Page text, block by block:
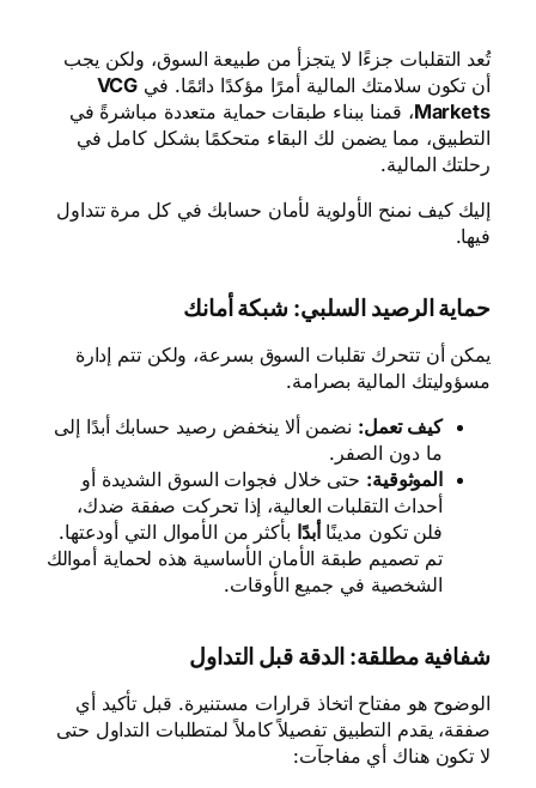
تُعد التقلبات جزءًا لا يتجزأ من طبيعة السوق، ولكن يجب
أن تكون سلامتك المالية أمرًا مؤكدًا دائمًا. في VCG
Markets، قمنا ببناء طبقات حماية متعددة مباشرةً في
التطبيق، مما يضمن لك البقاء متحكمًا بشكل كامل في
رحلتك المالية.
إليك كيف نمنح الأولوية لأمان حسابك في كل مرة تتداول
فيها.
حماية الرصيد السلبي: شبكة أمانك
يمكن أن تتحرك تقلبات السوق بسرعة، ولكن تتم إدارة
مسؤوليتك المالية بصرامة.
كيف تعمل: نضمن ألا ينخفض رصيد حسابك أبدًا إلى
ما دون الصفر.
الموثوقية: حتى خلال فجوات السوق الشديدة أو
أحداث التقلبات العالية، إذا تحركت صفقة ضدك،
فلن تكون مدينًا أبدًا بأكثر من الأموال التي أودعتها.
تم تصميم طبقة الأمان الأساسية هذه لحماية أموالك
الشخصية في جميع الأوقات.
شفافية مطلقة: الدقة قبل التداول
الوضوح هو مفتاح اتخاذ قرارات مستنيرة. قبل تأكيد أي
صفقة، يقدم التطبيق تفصيلاً كاملاً لمتطلبات التداول حتى
لا تكون هناك أي مفاجآت: